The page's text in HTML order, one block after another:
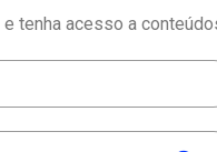
e tenha acesso a